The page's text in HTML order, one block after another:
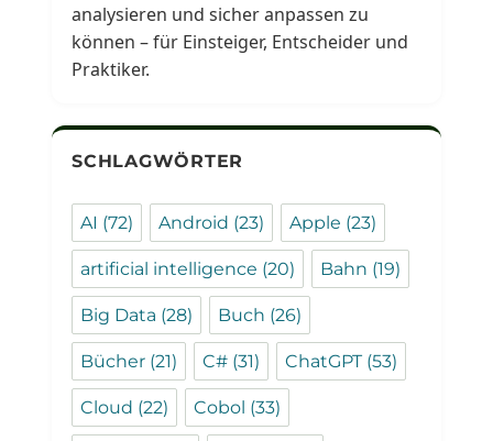
analysieren und sicher anpassen zu
können – für Einsteiger, Entscheider und
Praktiker.
SCHLAGWÖRTER
AI (72) Android (23) Apple (23)
artificial intelligence (20) Bahn (19)
Big Data (28) Buch (26)
Bücher (21) C# (31) ChatGPT(53)
Cloud (22) Cobol (33)